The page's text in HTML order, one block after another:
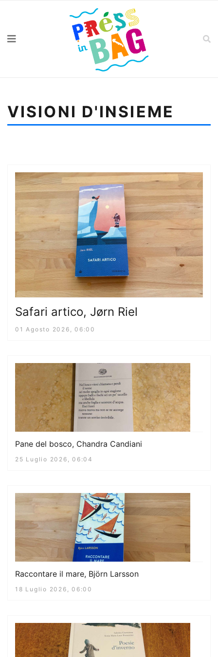
VISIONI D'INSIEME
Safari artico, Jørn Riel
01 Agosto 2026, 06:00
Pane del bosco, Chandra Candiani
25 Luglio 2026, 06:04
Raccontare il mare, Björn Larsson
18 Luglio 2026, 06:00